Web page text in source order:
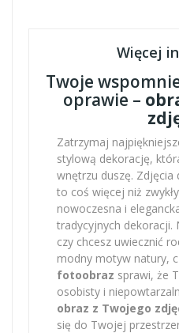
Więcej
Twoje
oprawie –
Zatrzymaj
stylową dekorację,
wnętrzu duszę. Zdjęcia
to coś więcej niż
nowoczesna i
tradycyjnych dekoracji.
czy chcesz uwiecznić
modny motyw natury,
fotoobraz sprawi, że
osobisty i
obraz z Twojego
się do Twojej